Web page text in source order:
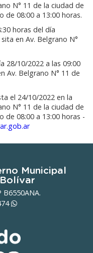
N° 11 de la ciudad de
de 08:00 a 13:00 horas.
horas del día
en Av. Belgrano N°
28/10/2022 a las 09:00
Av. Belgrano N° 11 de
el 24/10/2022 en la
N° 11 de la ciudad de
de 08:00 a 13:00 horas -
Municipal
B6550ANA.